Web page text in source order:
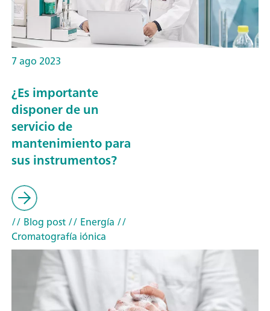
7 ago 2023
¿Es importante
disponer de un
servicio de
mantenimiento para
sus instrumentos?
// Blog post// Energía //
Cromatografía iónica